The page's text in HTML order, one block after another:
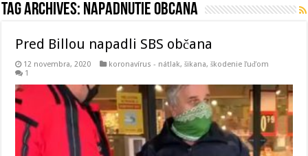
Tag Archives: napadnutie obcana
Pred Billou napadli SBS občana
12 novembra, 2020
koronavírus - nátlak, šikana, škodenie ľuďom
1